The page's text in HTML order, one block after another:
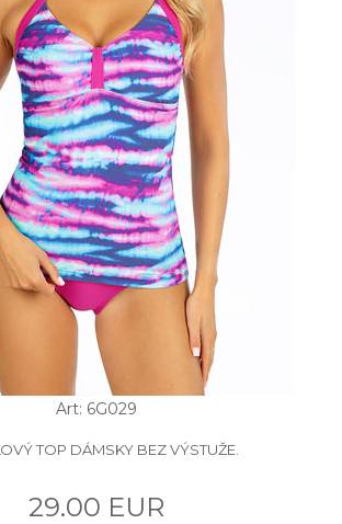
Art: 6G029
TOP DÁMSKY BEZ VÝSTUŽE.
29.00 EUR